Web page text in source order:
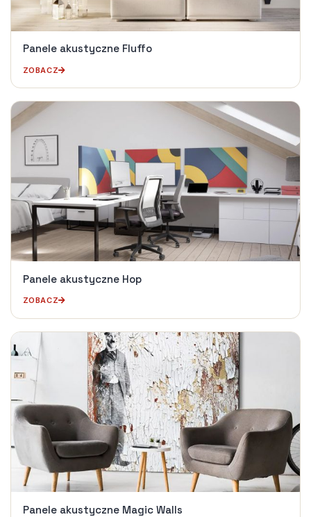
Panele akustyczne Fluffo
ZOBACZ
Panele akustyczne Hop
ZOBACZ
Panele akustyczne Magic Walls